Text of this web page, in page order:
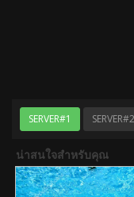
SERVER#1 SERVER#2